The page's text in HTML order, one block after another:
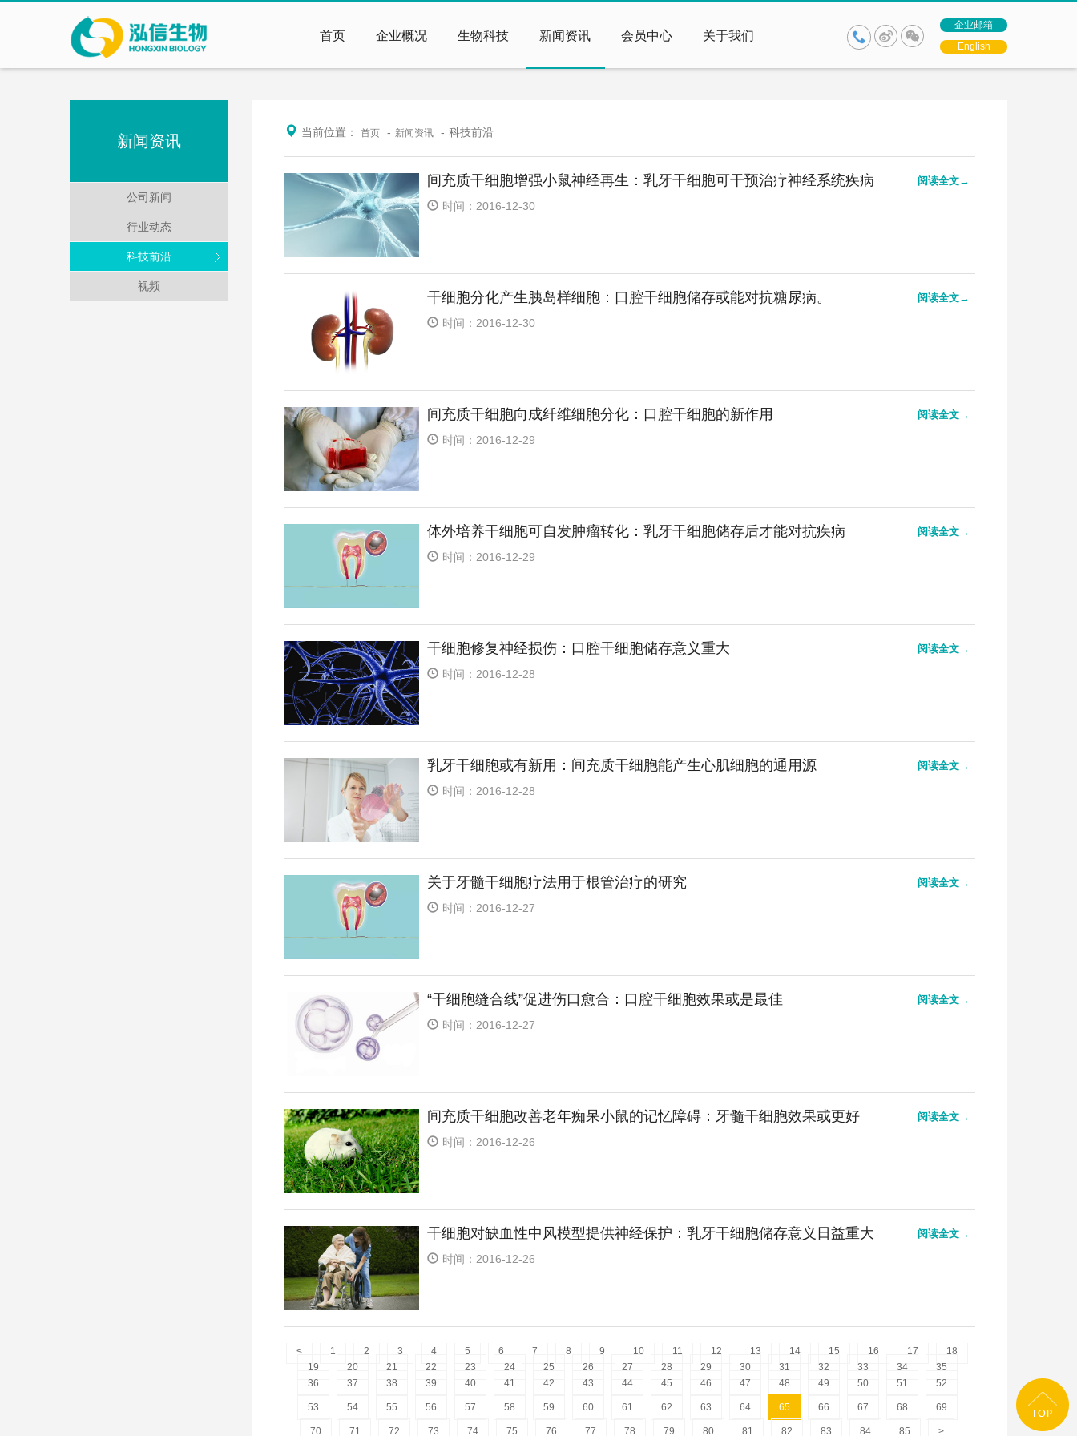
首页 企业概况 生物科技 新闻资讯 会员中心 关于我们
企业邮箱
English
新闻资讯
公司新闻
行业动态
科技前沿
视频
当前位置： 首页 新闻资讯 科技前沿
间充质干细胞增强小鼠神经再生：乳牙干细胞可干预治疗神经系统疾病 阅读全文→
时间：2016-12-30
干细胞分化产生胰岛样细胞：口腔干细胞储存或能对抗糖尿病。 阅读全文→
时间：2016-12-30
间充质干细胞向成纤维细胞分化：口腔干细胞的新作用 阅读全文→
时间：2016-12-29
体外培养干细胞可自发肿瘤转化：乳牙干细胞储存后才能对抗疾病 阅读全文→
时间：2016-12-29
干细胞修复神经损伤：口腔干细胞储存意义重大 阅读全文→
时间：2016-12-28
乳牙干细胞或有新用：间充质干细胞能产生心肌细胞的通用源 阅读全文→
时间：2016-12-28
关于牙髓干细胞疗法用于根管治疗的研究 阅读全文→
时间：2016-12-27
“干细胞缝合线”促进伤口愈合：口腔干细胞效果或是最佳 阅读全文→
时间：2016-12-27
间充质干细胞改善老年痴呆小鼠的记忆障碍：牙髓干细胞效果或更好 阅读全文→
时间：2016-12-26
干细胞对缺血性中风模型提供神经保护：乳牙干细胞储存意义日益重大 阅读全文→
时间：2016-12-26
< 1 2 3 4 5 6 7 8 9 10 11 12 13 14 15 16 17
18
19
20 21 22 23 24 25 26 27 28 29 30 31 32 33 34
35
36
37 38 39 40 41 42 43 44 45 46 47 48 49 50 51 52
53 54 55 56 57 58 59 60 61 62 63 64 65 66 67 68 69
70 71 72 73 74 75 76 77 78 79 80 81 82 83 84 85 >